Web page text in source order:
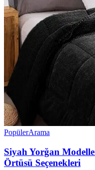
PopülerArama
Siyah Yorğan
Örtüsü Seçenekleri